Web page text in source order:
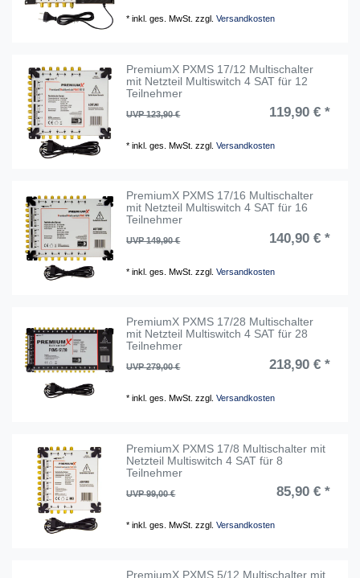
*inkl. ges. MwSt. zzgl.Versandkosten
PremiumX PXMS 17/12 Multischalter
mit Netzteil Multiswitch 4 SAT für 12
Teilnehmer
UVP 123,90 € 119,90 € *
*inkl. ges. MwSt. zzgl.Versandkosten
PremiumX PXMS 17/16 Multischalter
mit Netzteil Multiswitch 4 SAT für 16
Teilnehmer
UVP 149,90 € 140,90 € *
*inkl. ges. MwSt. zzgl.Versandkosten
PremiumX PXMS 17/28 Multischalter
mit Netzteil Multiswitch 4 SAT für 28
Teilnehmer
UVP 279,00 € 218,90 € *
*inkl. ges. MwSt. zzgl.Versandkosten
PremiumX PXMS 17/8 Multischalter mit
Netzteil Multiswitch 4 SAT für 8
Teilnehmer
UVP 99,00 € 85,90 € *
*inkl. ges. MwSt. zzgl.Versandkosten
PremiumX PXMS 5/12 Multischalter mit